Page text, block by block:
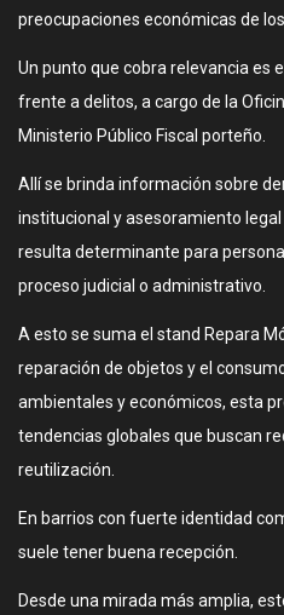
preocupaciones económicas de
Un punto que cobra relevancia es
frente a delitos, a cargo de la
Ministerio Público Fiscal porteño.
Allí se brinda información sobre
institucional y asesoramiento
resulta determinante para
proceso judicial o administrativo.
A esto se suma el stand Repara
reparación de objetos y el
ambientales y económicos, esta
tendencias globales que buscan
reutilización.
En barrios con fuerte identidad
suele tener buena recepción.
Desde una mirada más amplia,